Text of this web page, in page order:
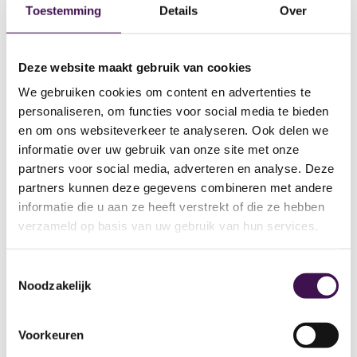
Toestemming Details Over
Deze website maakt gebruik van cookies
We gebruiken cookies om content en advertenties te
personaliseren, om functies voor social media te bieden
en om ons websiteverkeer te analyseren. Ook delen we
informatie over uw gebruik van onze site met onze
partners voor social media, adverteren en analyse. Deze
partners kunnen deze gegevens combineren met andere
informatie die u aan ze heeft verstrekt of die ze hebben
verzameld op basis van uw gebruik van hun services.
Noodzakelijk
Voorkeuren
* Salariëring ingeschaald conform CAO
ervaring en op basis van 36 uur in de week;
* Aanvullende opleidingen en trainingen op
gebied van inhoudelijke kennis, vaardigheden en
competenties, passend bij jouw ambities;
* Intervisie, coaching en periodieke kennissessies
over actuele thema’s in het werkveld;
* Toegang tot het exclusieve netwerk van JS
Consultancy.
* Laptop en een telefoon (die je ook privé mag
* Reiskostenvergoeding, NS Businesskaart of
afhankelijk van je reistijd de mogelijkheid tot een
leaseauto!).